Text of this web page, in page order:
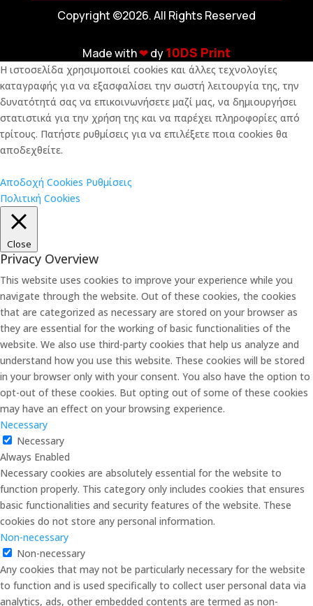
Copyright ©2026. All Rights Reserved
Made with❤︎dy10DS Print
Η ιστοσελίδα χρησιμοποιεί cookies και άλλες τεχνολογίες
καταγραφής για να εξασφαλίσει την σωστή λειτουργία της, την
δυνατότητά σας να επικοινωνήσετε μαζί μας, να δημιουργήσει
στατιστικά για την χρήση της και να παρέχει πληροφορίες από
τρίτους. Πατήστε ρυθμίσεις για να επιλέξετε ποια cookies θα
αποδεχθείτε.
Αποδοχή Cookies Ρυθμίσεις
Πολιτική Cookies
Close
Privacy Overview
This website uses cookies to improve your experience while you
navigate through the website. Out of these cookies, the cookies
that are categorized as necessary are stored on your browser as
they are essential for the working of basic functionalities of the
website. We also use third-party cookies that help us analyze and
understand how you use this website. These cookies will be stored
in your browser only with your consent. You also have the option to
opt-out of these cookies. But opting out of some of these cookies
may have an effect on your browsing experience.
Necessary
Necessary
Always Enabled
Necessary cookies are absolutely essential for the website to
function properly. This category only includes cookies that ensures
basic functionalities and security features of the website. These
cookies do not store any personal information.
Non-necessary
Non-necessary
Any cookies that may not be particularly necessary for the website
to function and is used specifically to collect user personal data via
analytics, ads, other embedded contents are termed as non-